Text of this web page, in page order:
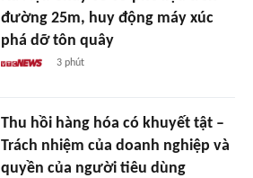
đường 25m, huy động máy xúc
phá dỡ tôn quây
3 phút
Thu hồi hàng hóa có khuyết tật –
Trách nhiệm của doanh nghiệp và
quyền của người tiêu dùng